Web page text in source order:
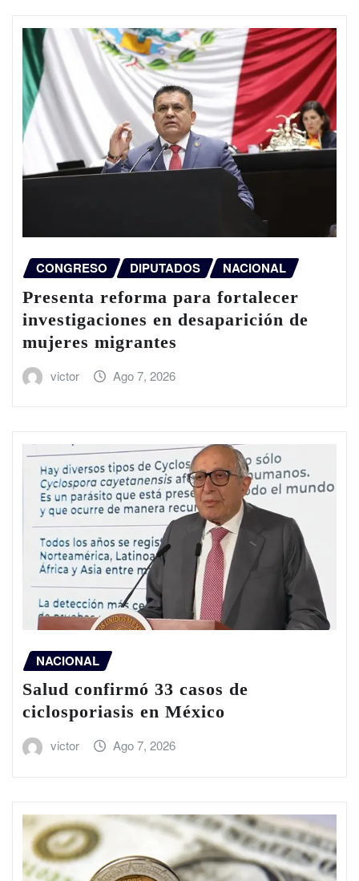
CONGRESO DIPUTADOS NACIONAL
Presenta reforma para fortalecer
investigaciones en desaparición de
mujeres migrantes
victor Ago 7, 2026
NACIONAL
Salud confirmó 33 casos de
ciclosporiasis en México
victor Ago 7, 2026